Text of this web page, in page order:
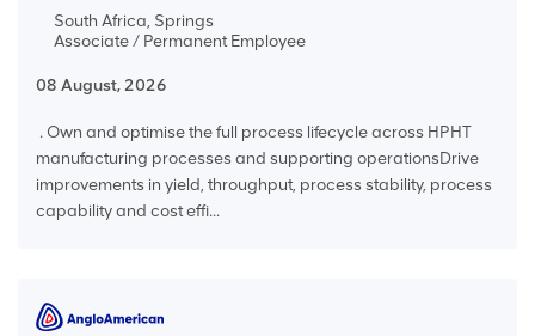
South Africa, Springs
Associate / Permanent Employee
08 August, 2026
. Own and optimise the full process lifecycle across HPHT
manufacturing processes and supporting operationsDrive
improvements in yield, throughput, process stability, process
capability and cost effi...